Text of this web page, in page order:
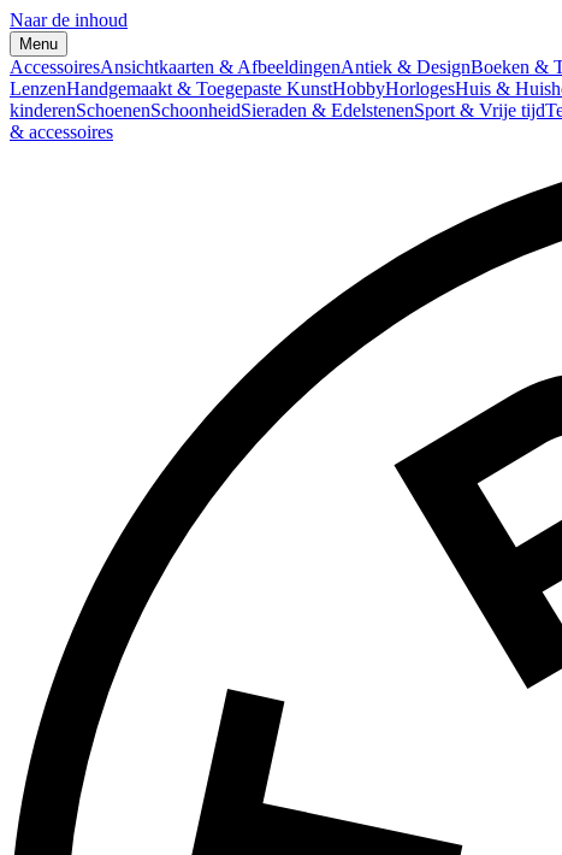
Naar de inhoud
Menu
AccessoiresAnsichtkaarten & AfbeeldingenAntiek & DesignBoeken &
LenzenHandgemaakt & Toegepaste KunstHobbyHorlogesHuis &
kinderenSchoenenSchoonheidSieraden & EdelstenenSport & Vrije tijd
& accessoires